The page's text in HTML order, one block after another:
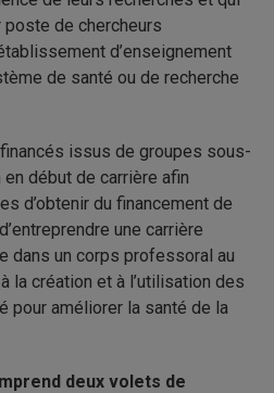
de chercheurs
d’enseignement
de santé ou de recherche
issus de groupes sous-
début de carrière afin
d’obtenir du financement de
une carrière
dans un corps professoral au
la création et à l’utilisation des
pour améliorer la santé de la
deux volets de